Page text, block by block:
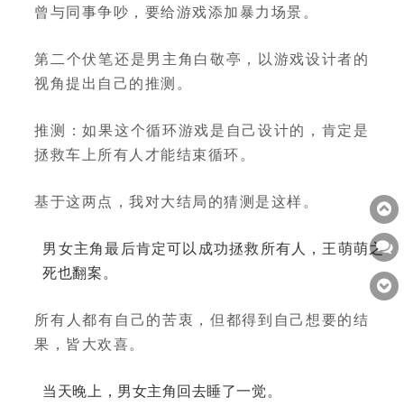
曾与同事争吵，要给游戏添加暴力场景。
第二个伏笔还是男主角白敬亭，以游戏设计者的
视角提出自己的推测。
推测：如果这个循环游戏是自己设计的，肯定是
拯救车上所有人才能结束循环。
基于这两点，我对大结局的猜测是这样。
男女主角最后肯定可以成功拯救所有人，王萌萌之
死也翻案。
所有人都有自己的苦衷，但都得到自己想要的结
果，皆大欢喜。
当天晚上，男女主角回去睡了一觉。